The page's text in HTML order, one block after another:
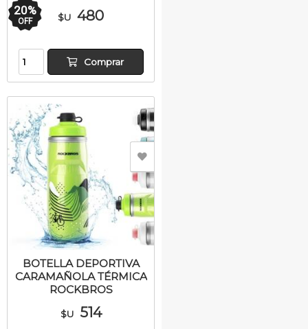
20%
OFF $U 480
Comprar
BOTELLA DEPORTIVA
CARAMAÑOLA TÉRMICA
ROCKBROS
$U 514